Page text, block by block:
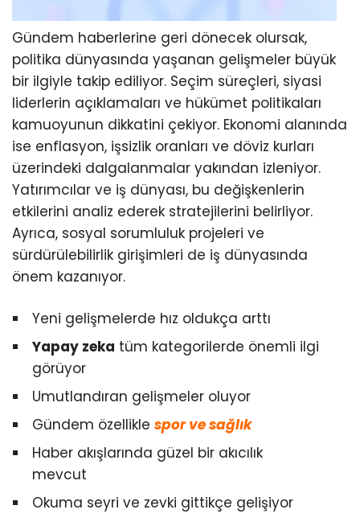
Gündem haberlerine geri dönecek olursak,
politika dünyasında yaşanan gelişmeler büyük
bir ilgiyle takip ediliyor. Seçim süreçleri, siyasi
liderlerin açıklamaları ve hükümet politikaları
kamuoyunun dikkatini çekiyor. Ekonomi alanında
ise enflasyon, işsizlik oranları ve döviz kurları
üzerindeki dalgalanmalar yakından izleniyor.
Yatırımcılar ve iş dünyası, bu değişkenlerin
etkilerini analiz ederek stratejilerini belirliyor.
Ayrıca, sosyal sorumluluk projeleri ve
sürdürülebilirlik girişimleri de iş dünyasında
önem kazanıyor.
Yeni gelişmelerde hız oldukça arttı
Yapay zeka tüm kategorilerde önemli ilgi
görüyor
Umutlandıran gelişmeler oluyor
Gündem özellikle spor ve sağlık
Haber akışlarında güzel bir akıcılık
mevcut
Okuma seyri ve zevki gittikçe gelişiyor